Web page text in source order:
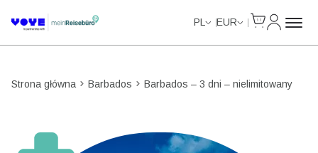
PL EUR
Strona główna Barbados Barbados – 3 dni – nielimitowany